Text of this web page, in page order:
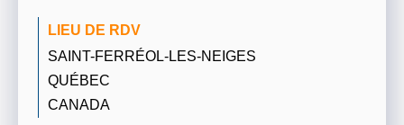
LIEU DE RDV
SAINT-FERRÉOL-LES-NEIGES
QUÉBEC
CANADA